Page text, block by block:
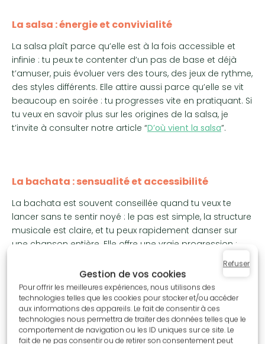
Gestion de vos cookies
Pour offrir les meilleures expériences, nous utilisons des
technologies telles que les cookies pour stocker et/ou accéder
aux informations des appareils. Le fait de consentir à ces
technologies nous permettra de traiter des données telles que le
comportement de navigation ou les ID uniques sur ce site. Le
fait de ne pas consentir ou de retirer son consentement peut
Refuser
La salsa : énergie et convivialité
La salsa plaît parce qu’elle est à la fois accessible et
infinie : tu peux te contenter d’un pas de base et déjà
t’amuser, puis évoluer vers des tours, des jeux de rythme,
des styles différents. Elle attire aussi parce qu’elle se vit
beaucoup en soirée : tu progresses vite en pratiquant. Si
tu veux en savoir plus sur les origines de la salsa, je
t’invite à consulter notre article “D’où vient la salsa”.
La bachata : sensualité et accessibilité
La bachata est souvent conseillée quand tu veux te
lancer sans te sentir noyé : le pas est simple, la structure
musicale est claire, et tu peux rapidement danser sur
une chanson entière. Elle offre une vraie progression :
Le tango : passion et élégance
Le tango a cette aura particulière : marche, intention,